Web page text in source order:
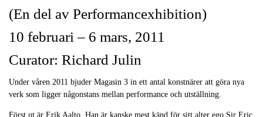
(En del av Performancexhibition)
10 februari – 6 mars, 2011
Curator: Richard Julin
Under våren 2011 bjuder Magasin 3 in ett antal konstnärer att göra nya
verk som ligger någonstans mellan performance och utställning.
Först ut är Erik Aalto. Han är kanske mest känd för sitt alter ego Sir Eric